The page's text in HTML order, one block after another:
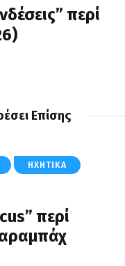
περί
Επίσης
ΗΧΗΤΙΚΆ
περί